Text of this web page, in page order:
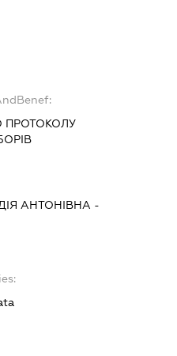
ПРОТОКОЛУ
АНТОНІВНА -